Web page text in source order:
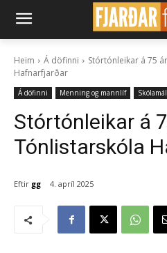
Heim Á döfinni
Stórtónleikar á 75
Hafnarfjarðar
Á döfinni Menning og mannlíf Skólamál
Stórtónleikar á
Tónlistarskóla
Eftir gg 4. apríl 2025